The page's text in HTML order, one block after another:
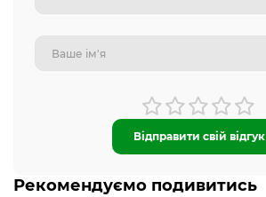
Відправити свій відгук
Рекомендуємо подивитись